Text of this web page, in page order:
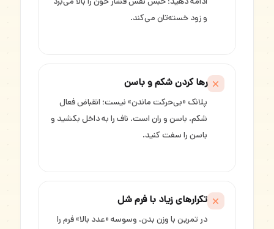
و زود خسته‌تان می‌کند.
رها کردن شکم و باسن
پلانک «بی‌حرکت ماندن» نیست؛ انقباض فعال
شکم، باسن و ران است. ناف را به داخل بکشید و
باسن را سفت کنید.
تکرارهای زیاد با فرم شل
در تمرین با وزن بدن، وسوسه «عدد بالا» فرم را